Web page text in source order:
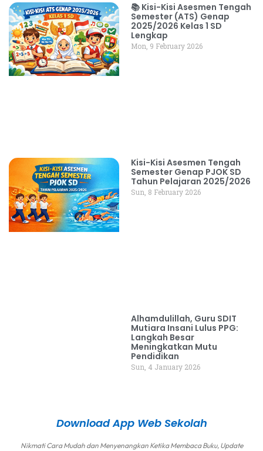
📚 Kisi-Kisi Asesmen Tengah
Semester (ATS) Genap
2025/2026 Kelas 1 SD
Lengkap
Mon, 9 February 2026
Kisi-Kisi Asesmen Tengah
Semester Genap PJOK SD
Tahun Pelajaran 2025/2026
Sun, 8 February 2026
Alhamdulillah, Guru SDIT
Mutiara Insani Lulus PPG:
Langkah Besar
Meningkatkan Mutu
Pendidikan
Sun, 4 January 2026
Download App Web Sekolah
Nikmati Cara Mudah dan Menyenangkan Ketika Membaca Buku, Update